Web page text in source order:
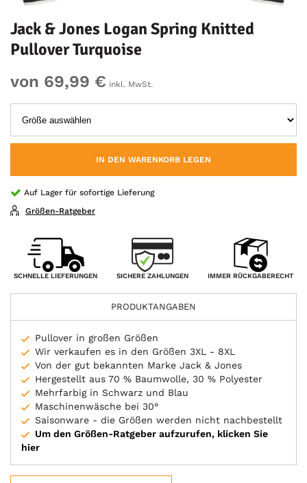
Jack & Jones Logan Spring Knitted
Pullover Turquoise
von 69,99 € inkl. MwSt.
IN DEN WARENKORB LEGEN
Auf Lager für sofortige Lieferung
Größen-Ratgeber
SCHNELLE LIEFERUNGEN SICHERE ZAHLUNGEN IMMER RÜCKGABERECHT
PRODUKTANGABEN
Pullover in großen Größen
Wir verkaufen es in den Größen 3XL - 8XL
Von der gut bekannten Marke Jack & Jones
Hergestellt aus 70 % Baumwolle, 30 % Polyester
Mehrfarbig in Schwarz und Blau
Maschinenwäsche bei 30°
Saisonware - die Größen werden nicht nachbestellt
Um den Größen-Ratgeber aufzurufen, klicken Sie
hier